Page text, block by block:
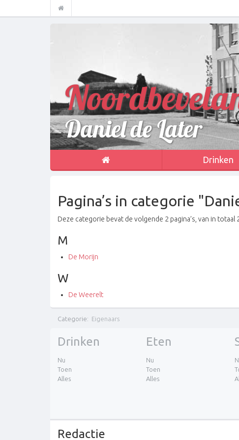
Daniel de Later
Drinken
Pagina’s in categorie
Deze categorie bevat de volgende 2 pagina’s, van in totaal
M
De Morijn
W
De Weerelt
Categorie: Eigenaars
Drinken
Nu
Toen
Alles
Eten
Nu
Toen
Alles
Redactie